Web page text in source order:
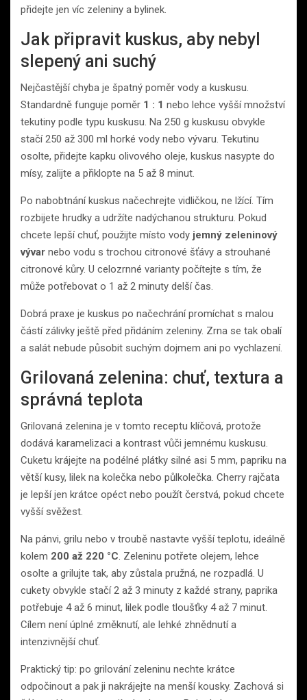
přidejte jen víc zeleniny a bylinek.
Jak připravit kuskus, aby nebyl
slepený ani suchý
Nejčastější chyba je špatný poměr vody a kuskusu.
Standardně funguje poměr 1 : 1 nebo lehce vyšší množství
tekutiny podle typu kuskusu. Na 250 g kuskusu obvykle
stačí 250 až 300 ml horké vody nebo vývaru. Tekutinu
osolte, přidejte kapku olivového oleje, kuskus nasypte do
mísy, zalijte a přiklopte na 5 až 8 minut.
Po nabobtnání kuskus načechrejte vidličkou, ne lžící. Tím
rozbijete hrudky a udržíte nadýchanou strukturu. Pokud
chcete lepší chuť, použijte místo vody jemný zeleninový
vývar nebo vodu s trochou citronové šťávy a strouhané
citronové kůry. U celozrnné varianty počítejte s tím, že
může potřebovat o 1 až 2 minuty delší čas.
Dobrá praxe je kuskus po načechrání promíchat s malou
částí zálivky ještě před přidáním zeleniny. Zrna se tak obalí
a salát nebude působit suchým dojmem ani po vychlazení.
Grilovaná zelenina: chuť, textura a
správná teplota
Grilovaná zelenina je v tomto receptu klíčová, protože
dodává karamelizaci a kontrast vůči jemnému kuskusu.
Cuketu krájejte na podélné plátky silné asi 5 mm, papriku na
větší kusy, lilek na kolečka nebo půlkolečka. Cherry rajčata
je lepší jen krátce opéct nebo použít čerstvá, pokud chcete
vyšší svěžest.
Na pánvi, grilu nebo v troubě nastavte vyšší teplotu, ideálně
kolem 200 až 220 °C. Zeleninu potřete olejem, lehce
osolte a grilujte tak, aby zůstala pružná, ne rozpadlá. U
cukety obvykle stačí 2 až 3 minuty z každé strany, paprika
potřebuje 4 až 6 minut, lilek podle tloušťky 4 až 7 minut.
Cílem není úplné změknutí, ale lehké zhnědnutí a
intenzivnější chuť.
Praktický tip: po grilování zeleninu nechte krátce
odpočinout a pak ji nakrájejte na menší kousky. Zachová si